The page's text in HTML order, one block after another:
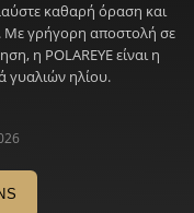
καθαρή όραση και
Με γρήγορη αποστολή σε
η POLAREYE είναι η
γυαλιών ηλίου.